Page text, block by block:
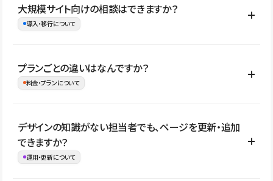
はい。既存サイトの構成やコンテンツ、URLを整理したうえで、
Studio上に再構築する形で移行できます。 WordPressの場合は、
イト全体のデザインや設定がそのまま移行されるわけではないた
め、移行後にページ構成やデザイン、CMS設計、URL・リダイレク
大規模サイト向けの相談はできますか？
導入・移行について
はい。アクセス規模が大きいサイトや、複数部門での運用、権限管
理、セキュリティ確認、既存システムとの連携など、個別の要件が
ない段階でも、お問い合わせください。
お問合せはこちら
プランごとの違いはなんですか？
料金・プランについて
公開ページ数、バージョン履歴の期間、CMS利用数の上限、権限
管理の有無などがプランごとに異なります。詳しくは料金プランペ
ージをご覧ください。
デザインの知識がない担当者でも、ページを更新・追加
できますか？
運用・更新について